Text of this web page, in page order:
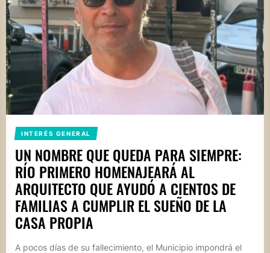
INTERÉS GENERAL
UN NOMBRE QUE QUEDA PARA SIEMPRE:
RÍO PRIMERO HOMENAJEARÁ AL
ARQUITECTO QUE AYUDÓ A CIENTOS DE
FAMILIAS A CUMPLIR EL SUEÑO DE LA
CASA PROPIA
A pocos días de su fallecimiento, el Municipio impondrá el